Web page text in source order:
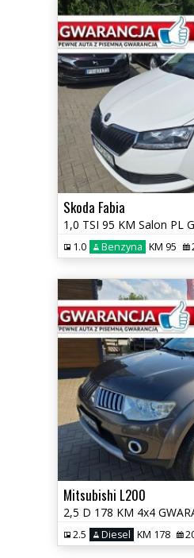
Skoda Fabia
1.0 Benzyna KM 95
Mitsubishi L200
2.5 Diesel KM 178